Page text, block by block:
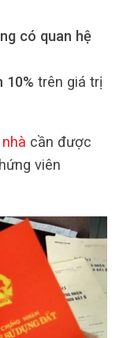
có quan hệ
10% trên giá trị
cần được
viên